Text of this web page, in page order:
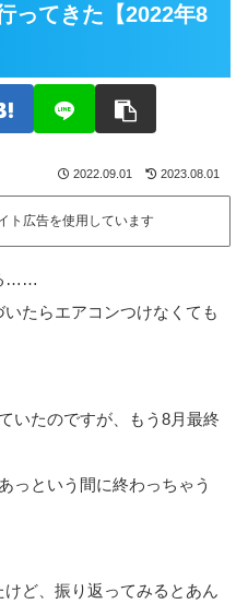
ってきた【2022年8
2022.09.01 2023.08.01
ト広告を使用しています
……
たらエアコンつけなくても
いたのですが、もう8月最終
っという間に終わっちゃう
ど、振り返ってみるとあん